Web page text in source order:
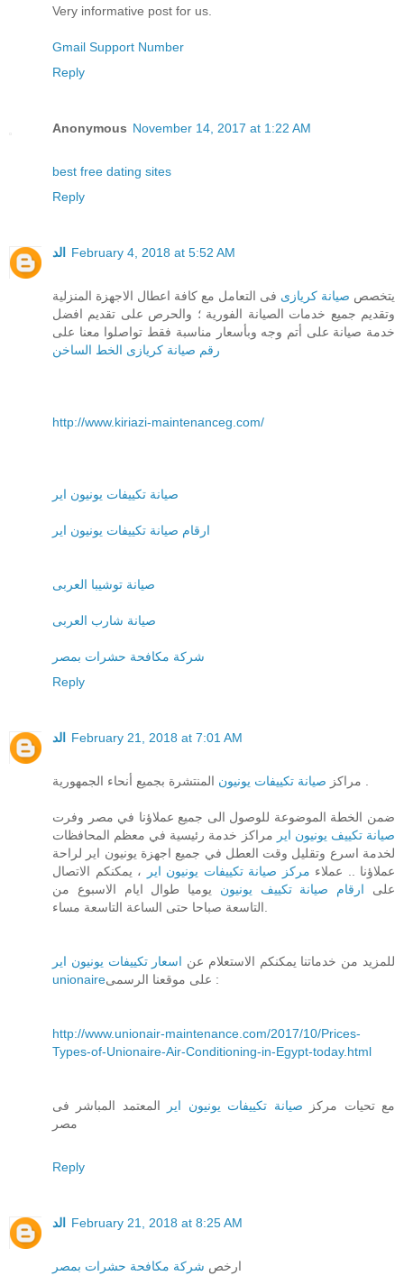
Very informative post for us.
Gmail Support Number
Reply
Anonymous November 14, 2017 at 1:22 AM
best free dating sites
Reply
الد February 4, 2018 at 5:52 AM
يتخصص صيانة كريازى فى التعامل مع كافة اعطال الاجهزة المنزلية
وتقديم جميع خدمات الصيانة الفورية ؛ والحرص على تقديم افضل
خدمة صيانة على أتم وجه وبأسعار مناسبة فقط تواصلوا معنا على
رقم صيانة كريازى الخط الساخن
http://www.kiriazi-maintenanceg.com/
صيانة تكييفات يونيون اير
ارقام صيانة تكييفات يونيون اير
صيانة توشيبا العربى
صيانة شارب العربى
شركة مكافحة حشرات بمصر
Reply
الد February 21, 2018 at 7:01 AM
مراكز صيانة تكييفات يونيون
ضمن الخطة الموضوعة للوصول الى جميع عملاؤنا في مصر وفرت
صيانة تكييف يونيون اير مراكز خدمة رئيسية في معظم المحافظات
لخدمة اسرع وتقليل وقت العطل في جميع اجهزة يونيون اير لراحة
عملاؤنا .. عملاء مركز صيانة تكييفات يونيون اير
، يمكنكم الاتصال
على ارقام صيانة تكييف يونيون يوميا طوال ايام الاسبوع من
للمزيد من خدماتنا يمكنكم الاستعلام عن اسعار تكييفات يونيون اير
unionaire
على موقعنا الرسمى :
http://www.unionair-maintenance.com/2017/10/Prices-
Types-of-Unionaire-Air-Conditioning-in-Egypt-today.html
مع تحيات مركز صيانة تكييفات يونيون اير
المعتمد المباشر فى
مصر
Reply
الد February 21, 2018 at 8:25 AM
ارخص شركة مكافحة حشرات بمصر